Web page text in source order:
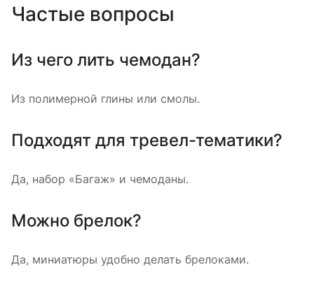
Частые вопросы
Из чего лить чемодан?
Из полимерной глины или смолы.
Подходят для тревел-тематики?
Да, набор «Багаж» и чемоданы.
Можно брелок?
Да, миниатюры удобно делать брелоками.